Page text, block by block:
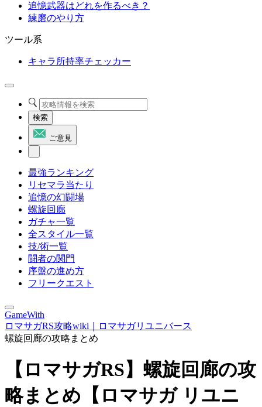
追憶武器はどれを作るべき？
練磨のやり方
ツール系
キャラ所持率チェッカー
検索
ご意見
最強ランキング
リセマラ当たり
追憶の幻闘場
螺旋回廊
ガチャ一覧
全スタイル一覧
技/術一覧
闘者の関門
序盤の進め方
フリークエスト
GameWith
ロマサガRS攻略wiki｜ロマサガリユニバース
螺旋回廊の攻略まとめ
【ロマサガRS】螺旋回廊の攻
略まとめ【ロマサガ リユニ